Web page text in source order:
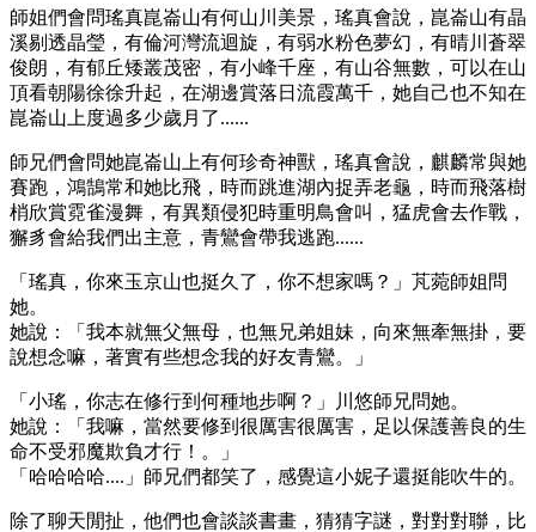
師姐們會問瑤真崑崙山有何山川美景，瑤真會說，崑崙山有晶
溪剔透晶瑩，有倫河灣流迴旋，有弱水粉色夢幻，有晴川蒼翠
俊朗，有郁丘矮叢茂密，有小峰千座，有山谷無數，可以在山
頂看朝陽徐徐升起，在湖邊賞落日流霞萬千，她自己也不知在
崑崙山上度過多少歲月了......
師兄們會問她崑崙山上有何珍奇神獸，瑤真會說，麒麟常與她
賽跑，鴻鵠常和她比飛，時而跳進湖內捉弄老龜，時而飛落樹
梢欣賞霓雀漫舞，有異類侵犯時重明鳥會叫，猛虎會去作戰，
獬豸會給我們出主意，青鸞會帶我逃跑......
「瑤真，你來玉京山也挺久了，你不想家嗎？」芃菀師姐問
她。
她說：「我本就無父無母，也無兄弟姐妹，向來無牽無掛，要
說想念嘛，著實有些想念我的好友青鸞。」
「小瑤，你志在修行到何種地步啊？」川悠師兄問她。
她說：「我嘛，當然要修到很厲害很厲害，足以保護善良的生
命不受邪魔欺負才行！。」
「哈哈哈哈....」師兄們都笑了，感覺這小妮子還挺能吹牛的。
除了聊天閒扯，他們也會談談書畫，猜猜字謎，對對對聯，比